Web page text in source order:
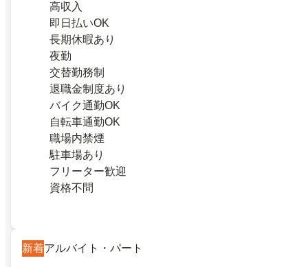
高収入
即日払いOK
長期休暇あり
夜勤
交替勤務制
退職金制度あり
バイク通勤OK
自転車通勤OK
職場内禁煙
駐車場あり
フリーター歓迎
資格不問
新着アルバイト・パート